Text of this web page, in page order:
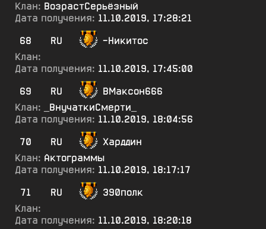
Клан: ВозрастСерьёзный
Дата получения: 11.10.2019, 17:28:21
68
RU
-Никитос
Клан:
Дата получения: 11.10.2019, 17:45:00
69
RU
ВМаксон666
Клан:
_ВнучаткиСмерти_
Дата получения: 11.10.2019, 18:04:56
70
RU
Харддин
Клан: Актограммы
Дата получения: 11.10.2019, 18:17:17
71
RU
390полк
Клан:
Дата получения: 11.10.2019, 18:20:18